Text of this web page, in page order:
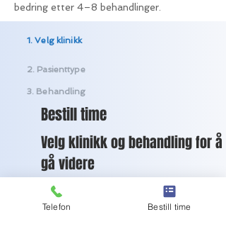
bedring etter 4–8 behandlinger.
1. Velg klinikk
2. Pasienttype
3. Behandling
Bestill time
Velg klinikk og behandling for å
gå videre
Telefon Bestill time